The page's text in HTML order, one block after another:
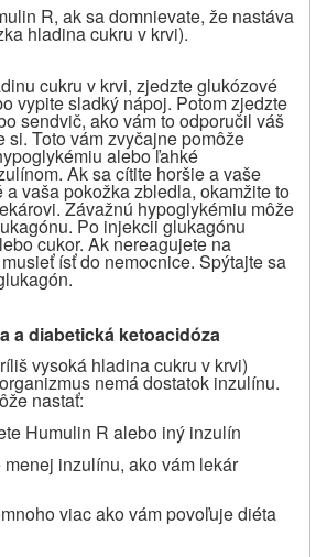
R, ak sa domnievate, že nastáva
hladina cukru v krvi).
cukru v krvi, zjedzte glukózové
vypite sladký nápoj. Potom zjedzte
sendvič, ako vám to odporučil váš
si. Toto vám zvyčajne pomôže
alebo ľahké
Ak sa cítite horšie a vaše
vaša pokožka zbledla, okamžite to
Závažnú hypoglykémiu môže
Po injekcii glukagónu
cukor. Ak nereagujete na
ísť do nemocnice. Spýtajte sa
a diabetická ketoacidóza
vysoká hladina cukru v krvi)
nemá dostatok inzulínu.
nastať:
Humulin R alebo iný inzulín
inzulínu, ako vám lekár
viac ako vám povoľuje diéta